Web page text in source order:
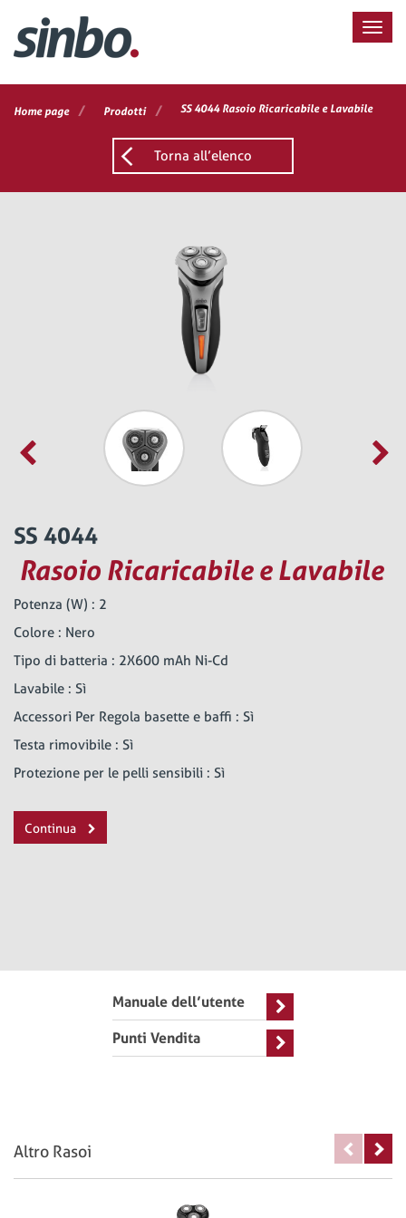
Home page / Prodotti / SS 4044 Rasoio Ricaricabile e Lavabile
Torna all’elenco
SS 4044
Rasoio Ricaricabile e Lavabile
Potenza (W) : 2
Colore : Nero
Tipo di batteria : 2X600 mAh Ni-Cd
Lavabile : Sì
Accessori Per Regola basette e baffi : Sì
Testa rimovibile : Sì
Protezione per le pelli sensibili : Sì
Continua
Manuale dell’utente
Punti Vendita
Altro Rasoi